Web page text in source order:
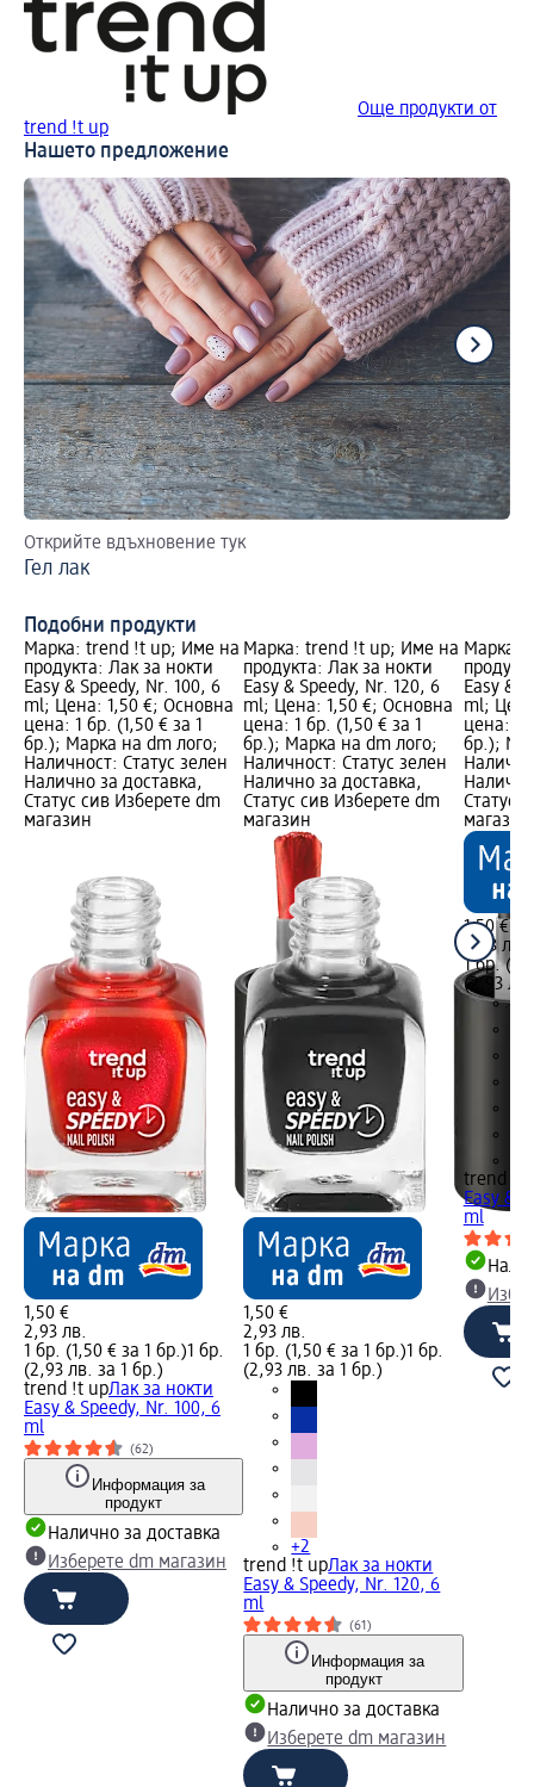
Още продукти от
trend !t up
Нашето предложение
Открийте вдъхновение тук
Гел лак
Подобни продукти
Марка: trend !t up; Име на
продукта: Лак за нокти
Easy & Speedy, Nr. 100, 6
ml; Цена: 1,50 €; Основна
цена: 1 бр. (1,50 € за 1
бр.); Марка на dm лого;
Наличност: Статус зелен
Налично за доставка,
Статус сив Изберете dm
магазин
1,50 €
2,93 лв.
1 бр. (1,50 € за 1 бр.)1 бр.
(2,93 лв. за 1 бр.)
trend !t upЛак за нокти
Easy & Speedy, Nr. 100, 6
ml
(62)
Информация за
продукт
Налично за доставка
Изберете dm магазин
Марка: trend !t up; Име на
продукта: Лак за нокти
Easy & Speedy, Nr. 120, 6
ml; Цена: 1,50 €; Основна
цена: 1 бр. (1,50 € за 1
бр.); Марка на dm лого;
Наличност: Статус зелен
Налично за доставка,
Статус сив Изберете dm
магазин
1,50 €
2,93 лв.
1 бр. (1,50 € за 1 бр.)1 бр.
(2,93 лв. за 1 бр.)
+2
trend !t upЛак за нокти
Easy & Speedy, Nr. 120, 6
ml
(61)
Информация за
продукт
Налично за доставка
Изберете dm магазин
Марка:
Easy &
ml;
цена: 1
бр.);
Статус
магазин
1,50 €
2,93 лв.
1 бр.
(2,93
trend !t
Easy &
ml